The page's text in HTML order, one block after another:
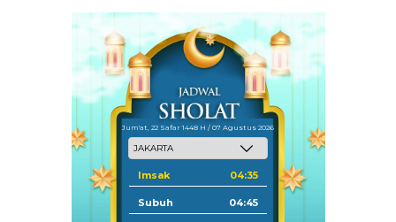
Jum'at, 22 Safar 1448 H / 07 Agustus 2026
Imsak 04:35
Subuh 04:45